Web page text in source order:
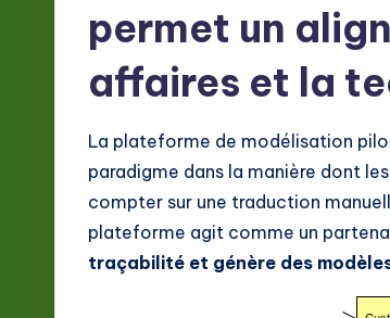
permet un
affaires et la
La plateforme de modélisation
paradigme dans la manière dont
compter sur une traduction
plateforme agit comme un
traçabilité et génère des